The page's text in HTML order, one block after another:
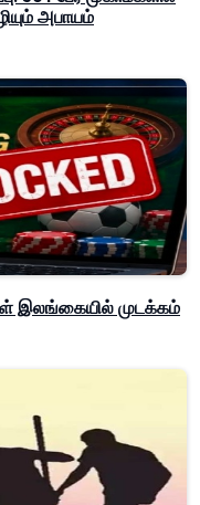
அபாயம்
இலங்கையில் முடக்கம்